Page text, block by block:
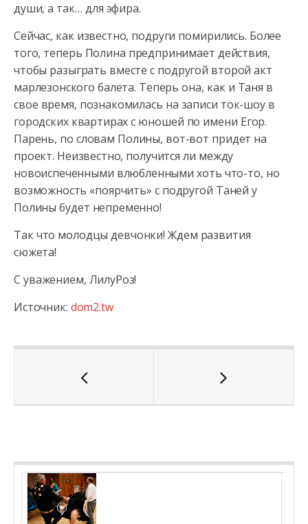
души, а так… для эфира.
Сейчас, как известно, подруги помирились. Более
того, теперь Полина предпринимает действия,
чтобы разыграть вместе с подругой второй акт
марлезонского балета. Теперь она, как и Таня в
свое время, познакомилась на записи ток-шоу в
городских квартирах с юношей по имени Егор.
Парень, по словам Полины, вот-вот придет на
проект. Неизвестно, получится ли между
новоиспеченными влюбленными хоть что-то, но
возможность «поярчить» с подругой Таней у
Полины будет непременно!
Так что молодцы девчонки! Ждем развития
сюжета!
С уважением, ЛилуРоз!
Источник: dom2.tw